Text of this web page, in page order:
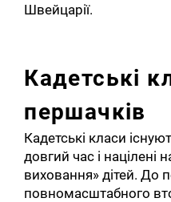
Швейцарії.
Кадетські
першачків
Кадетські класи
довгий час і націлені
виховання» дітей. До
повномасштабного